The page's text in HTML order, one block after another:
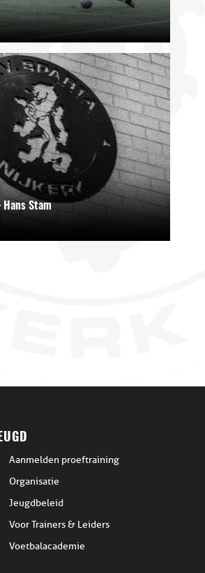
Hans Stam
Aanmelden proeftraining
Organisatie
Jeugdbeleid
Voor Trainers & Leiders
Voetbalacademie